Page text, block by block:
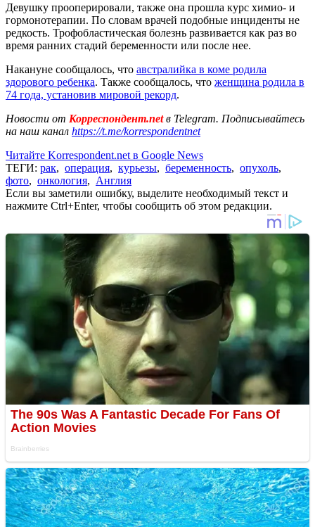
Девушку прооперировали, также она прошла курс химио- и
гормонотерапии. По словам врачей подобные инциденты не
редкость. Трофобластическая болезнь развивается как раз во
время ранних стадий беременности или после нее.
Накануне сообщалось, что австралийка в коме родила
здорового ребенка. Также сообщалось, что женщина родила в
74 года, установив мировой рекорд.
Новости от Корреспондент.netв Telegram. Подписывайтесь
на наш канал https://t.me/korrespondentnet
Читайте Korrespondent.net в Google News
ТЕГИ: рак, операция, курьезы, беременность, опухоль,
фото, онкология, Англия
Если вы заметили ошибку, выделите необходимый текст и
нажмите Ctrl+Enter, чтобы сообщить об этом редакции.